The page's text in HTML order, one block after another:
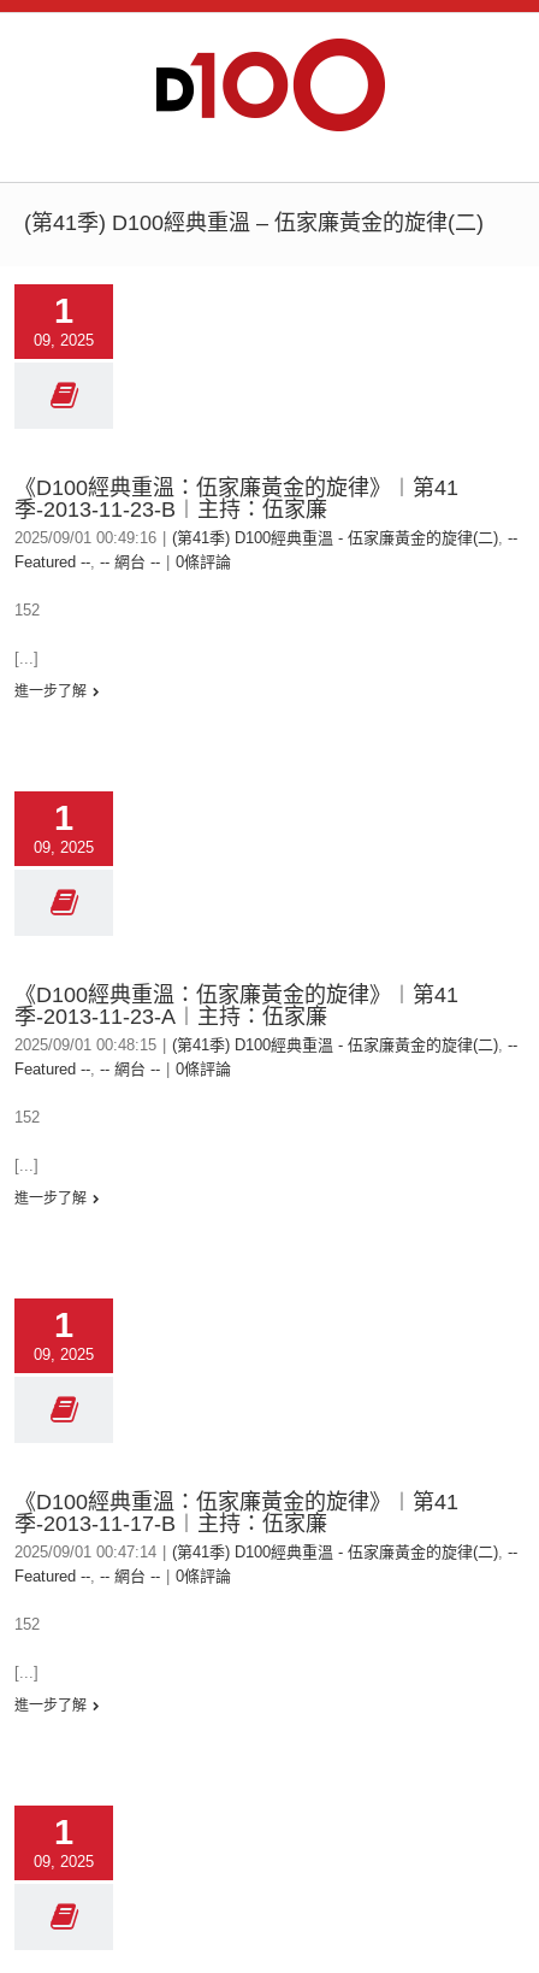
(第41季) D100經典重溫 – 伍家廉黃金的旋律(二)
1
09, 2025
《D100經典重溫：伍家廉黃金的旋律》︱第41
季-2013-11-23-B︱主持：伍家廉
2025/09/01 00:49:16 (第41季) D100經典重溫 - 伍家廉黃金的旋律(二), --
Featured --, -- 網台 -- 0條評論
152
[...]
進一步了解
1
09, 2025
《D100經典重溫：伍家廉黃金的旋律》︱第41
季-2013-11-23-A︱主持：伍家廉
2025/09/01 00:48:15 (第41季) D100經典重溫 - 伍家廉黃金的旋律(二), --
Featured --, -- 網台 -- 0條評論
152
[...]
進一步了解
1
09, 2025
《D100經典重溫：伍家廉黃金的旋律》︱第41
季-2013-11-17-B︱主持：伍家廉
2025/09/01 00:47:14 (第41季) D100經典重溫 - 伍家廉黃金的旋律(二), --
Featured --, -- 網台 -- 0條評論
152
[...]
進一步了解
1
09, 2025